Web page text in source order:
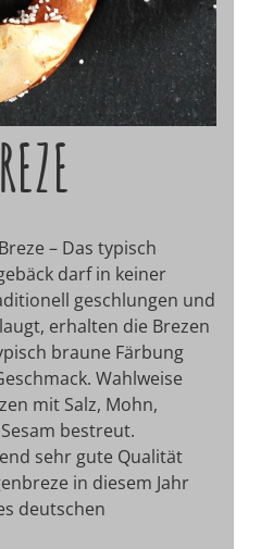
– Das typisch
darf in keiner
geschlungen und
erhalten die Brezen
braune Färbung
Wahlweise
mit Salz, Mohn,
bestreut.
sehr gute Qualität
in diesem Jahr
deutschen